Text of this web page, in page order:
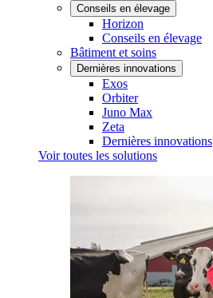
Conseils en élevage
Horizon
Conseils en élevage
Bâtiment et soins
Dernières innovations
Exos
Orbiter
Juno Max
Zeta
Dernières innovations
Voir toutes les solutions